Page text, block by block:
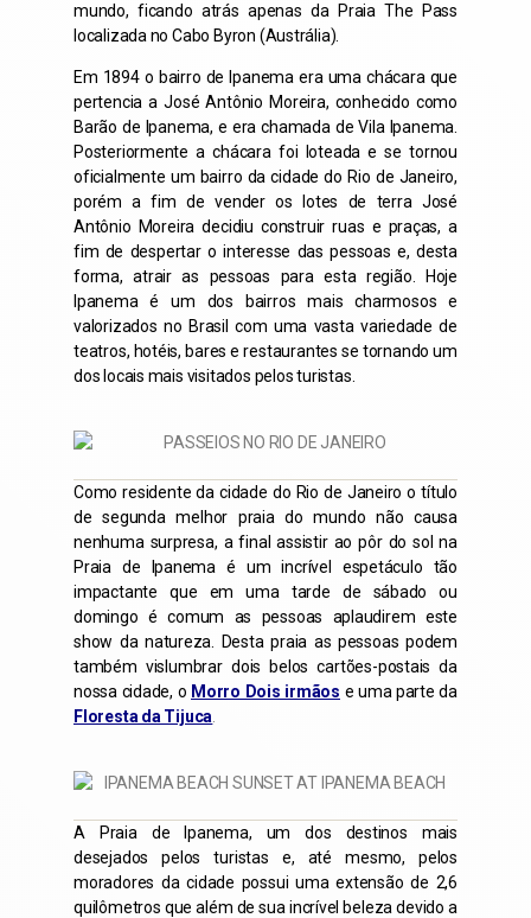
mundo, ficando atrás apenas da Praia The Pass
localizada no Cabo Byron (Austrália).
Em 1894 o bairro de Ipanema era uma chácara que
pertencia a José Antônio Moreira, conhecido como
Barão de Ipanema, e era chamada de Vila Ipanema.
Posteriormente a chácara foi loteada e se tornou
oficialmente um bairro da cidade do Rio de Janeiro,
porém a fim de vender os lotes de terra José
Antônio Moreira decidiu construir ruas e praças, a
fim de despertar o interesse das pessoas e, desta
forma, atrair as pessoas para esta região. Hoje
Ipanema é um dos bairros mais charmosos e
valorizados no Brasil com uma vasta variedade de
teatros, hotéis, bares e restaurantes se tornando um
dos locais mais visitados pelos turistas.
Como residente da cidade do Rio de Janeiro o título
de segunda melhor praia do mundo não causa
nenhuma surpresa, a final assistir ao pôr do sol na
Praia de Ipanema é um incrível espetáculo tão
impactante que em uma tarde de sábado ou
domingo é comum as pessoas aplaudirem este
show da natureza. Desta praia as pessoas podem
também vislumbrar dois belos cartões-postais da
nossa cidade, o Morro Dois irmãos e uma parte da
Floresta da Tijuca
A Praia de Ipanema, um dos destinos mais
desejados pelos turistas e, até mesmo, pelos
moradores da cidade possui uma extensão de 2,6
quilômetros que além de sua incrível beleza devido a